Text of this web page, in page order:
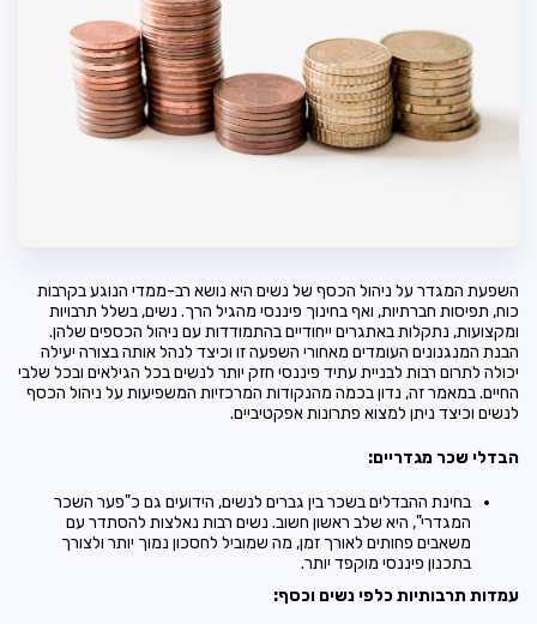
השפעת המגדר על ניהול הכסף של נשים היא נושא רב-ממדי הנוגע בקרבות
כוח, תפיסות חברתיות, ואף בחינוך פיננסי מהגיל הרך. נשים, בשלל תרבויות
ומקצועות, נתקלות באתגרים ייחודיים בהתמודדות עם ניהול הכספים שלהן.
הבנת המנגנונים העומדים מאחורי השפעה זו וכיצד לנהל אותה בצורה יעילה
יכולה לתרום רבות לבניית עתיד פיננסי חזק יותר לנשים בכל הגילאים ובכל שלבי
החיים. במאמר זה, נדון בכמה מהנקודות המרכזיות המשפיעות על ניהול הכסף
לנשים וכיצד ניתן למצוא פתרונות אפקטיביים.
הבדלי שכר מגדריים:
בחינת ההבדלים בשכר בין גברים לנשים, הידועים גם כ"פער השכר
המגדרי", היא שלב ראשון חשוב. נשים רבות נאלצות להסתדר עם
משאבים פחותים לאורך זמן, מה שמוביל לחסכון נמוך יותר ולצורך
בתכנון פיננסי מוקפד יותר.
עמדות תרבותיות כלפי נשים וכסף: